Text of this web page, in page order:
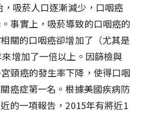
吸菸人口逐漸減少，口咽癌
事實上，吸菸導致的口咽癌的
關的口咽癌卻增加了（尤其是
增加了一倍以上。因篩檢與
頸癌的發生率下降，使得口咽
癌症第一名。根據美國疾病防
的一項報告，2015年有將近1